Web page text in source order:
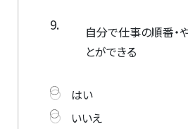
9.
自分で仕事の順番・
とができる
はい
いいえ